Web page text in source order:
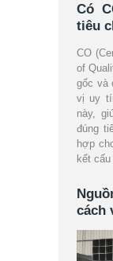
Có
tiêu
CO
of
gốc và
vị uy
này,
đúng
hợp
kết cấu
cách